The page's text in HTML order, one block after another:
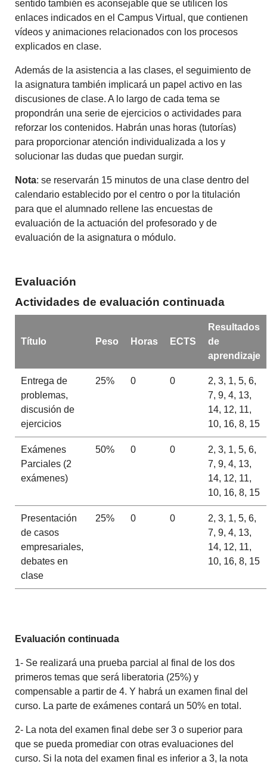
sentido también es aconsejable que se utilicen los
enlaces indicados en el Campus Virtual, que contienen
vídeos y animaciones relacionados con los procesos
explicados en clase.
Además de la asistencia a las clases, el seguimiento de
la asignatura también implicará un papel activo en las
discusiones de clase. A lo largo de cada tema se
propondrán una serie de ejercicios o actividades para
reforzar los contenidos. Habrán unas horas (tutorías)
para proporcionar atención individualizada a los y
solucionar las dudas que puedan surgir.
Nota: se reservarán 15 minutos de una clase dentro del
calendario establecido por el centro o por la titulación
para que el alumnado rellene las encuestas de
evaluación de la actuación del profesorado y de
evaluación de la asignatura o módulo.
Evaluación
Actividades de evaluación continuada
Título Peso Horas ECTS
Resultados
de
aprendizaje
Entrega de
problemas,
discusión de
ejercicios
25% 0 0
2, 3, 1, 5, 6,
7, 9, 4, 13,
14, 12, 11,
10, 16, 8, 15
Exámenes
Parciales (2
exámenes)
50% 0 0
2, 3, 1, 5, 6,
7, 9, 4, 13,
14, 12, 11,
10, 16, 8, 15
Presentación
de casos
empresariales,
debates en
clase
25% 0 0
2, 3, 1, 5, 6,
7, 9, 4, 13,
14, 12, 11,
10, 16, 8, 15
Evaluación continuada
1- Se realizará una prueba parcial al final de los dos
primeros temas que será liberatoria (25%) y
compensable a partir de 4. Y habrá un examen final del
curso. La parte de exámenes contará un 50% en total.
2- La nota del examen final debe ser 3 o superior para
que se pueda promediar con otras evaluaciones del
curso. Si la nota del examen final es inferior a 3, la nota